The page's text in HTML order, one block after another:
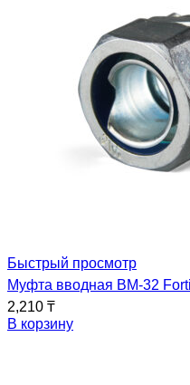
Быстрый просмотр
Муфта вводная ВМ-32
2,210 ₸
В корзину